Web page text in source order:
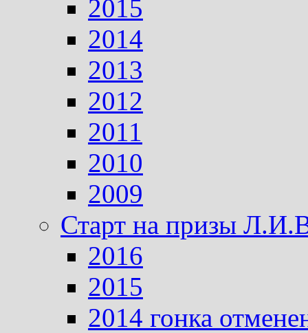
2015
2014
2013
2012
2011
2010
2009
Старт на призы
2016
2015
2014 гонка